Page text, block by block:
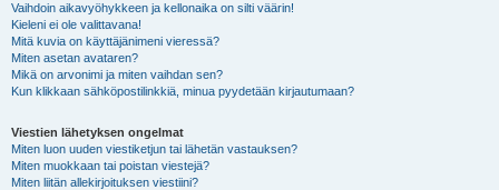
Vaihdoin aikavyöhykkeen ja kellonaika on silti väärin!
Kieleni ei ole valittavana!
Mitä kuvia on käyttäjänimeni vieressä?
Miten asetan avataren?
Mikä on arvonimi ja miten vaihdan sen?
Kun klikkaan sähköpostilinkkiä, minua pyydetään kirjautumaan?
Viestien lähetyksen ongelmat
Miten luon uuden viestiketjun tai lähetän vastauksen?
Miten muokkaan tai poistan viestejä?
Miten liitän allekirjoituksen viestiini?